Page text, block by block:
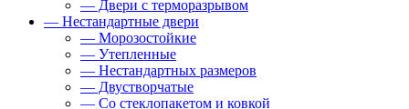
— Двери с терморазрывом
— Нестандартные двери
— Морозостойкие
— Утепленные
— Нестандартных размеров
— Двустворчатые
— Со стеклопакетом и ковкой